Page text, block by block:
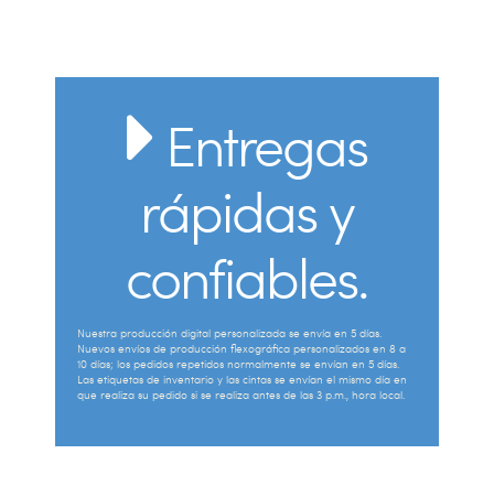
Entregas
rápidas y
confiables.
Nuestra producción digital personalizada se envía en 5 días.
Nuevos envíos de producción flexográfica personalizados en 8 a
10 días; los pedidos repetidos normalmente se envían en 5 días.
Las etiquetas de inventario y las cintas se envían el mismo día en
que realiza su pedido si se realiza antes de las 3 p.m., hora local.